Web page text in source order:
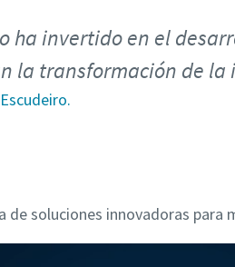
ha invertido en el
la transformación de
de soluciones innovadoras